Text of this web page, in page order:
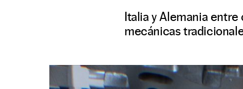
Italia y Alemania
mecánicas